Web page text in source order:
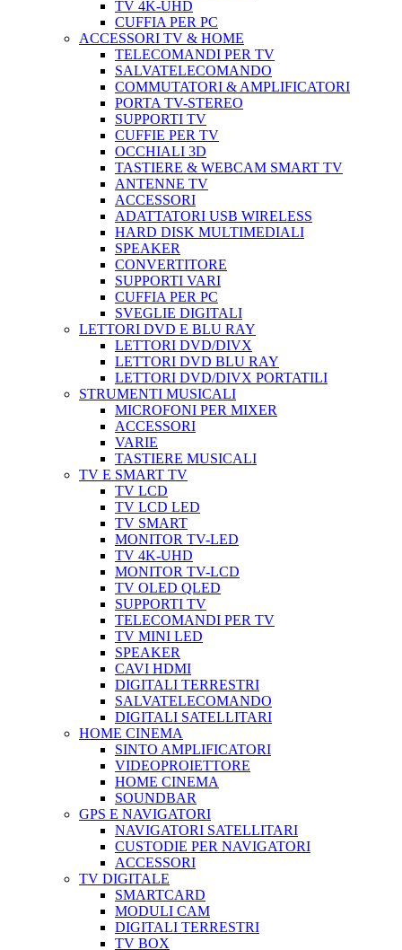
TV 4K-UHD
CUFFIA PER PC
ACCESSORI TV & HOME
TELECOMANDI PER TV
SALVATELECOMANDO
COMMUTATORI & AMPLIFICATORI
PORTA TV-STEREO
SUPPORTI TV
CUFFIE PER TV
OCCHIALI 3D
TASTIERE & WEBCAM SMART TV
ANTENNE TV
ACCESSORI
ADATTATORI USB WIRELESS
HARD DISK MULTIMEDIALI
SPEAKER
CONVERTITORE
SUPPORTI VARI
CUFFIA PER PC
SVEGLIE DIGITALI
LETTORI DVD E BLU RAY
LETTORI DVD/DIVX
LETTORI DVD BLU RAY
LETTORI DVD/DIVX PORTATILI
STRUMENTI MUSICALI
MICROFONI PER MIXER
ACCESSORI
VARIE
TASTIERE MUSICALI
TV E SMART TV
TV LCD
TV LCD LED
TV SMART
MONITOR TV-LED
TV 4K-UHD
MONITOR TV-LCD
TV OLED QLED
SUPPORTI TV
TELECOMANDI PER TV
TV MINI LED
SPEAKER
CAVI HDMI
DIGITALI TERRESTRI
SALVATELECOMANDO
DIGITALI SATELLITARI
HOME CINEMA
SINTO AMPLIFICATORI
VIDEOPROIETTORE
HOME CINEMA
SOUNDBAR
GPS E NAVIGATORI
NAVIGATORI SATELLITARI
CUSTODIE PER NAVIGATORI
ACCESSORI
TV DIGITALE
SMARTCARD
MODULI CAM
DIGITALI TERRESTRI
TV BOX